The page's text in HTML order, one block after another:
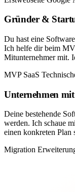
Gründer &
Du hast eine
Ich helfe dir beim
Mitunternehmer mit.
MVP SaaS
Unternehmen mit
Deine bestehende
werden. Ich schaue
einen konkreten Plan
Migration